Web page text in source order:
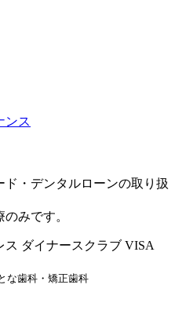
ンス
・デンタルローンの取り扱
みです。
な歯科・矯正歯科